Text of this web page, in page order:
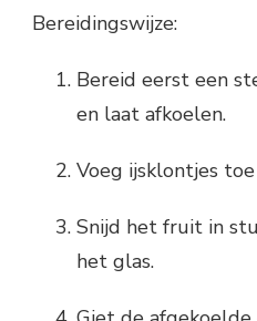
Bereidingswijze:
Bereid eerst een
en laat afkoelen.
Voeg ijsklontjes
Snijd het fruit in
het glas.